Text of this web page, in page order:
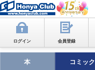
ログイン 会員登録
本 コミック